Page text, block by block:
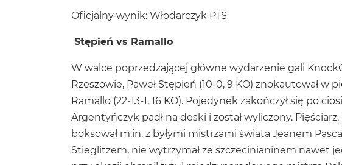
Oficjalny wynik: Włodarczyk PTS
Stępień vs Ramallo
W walce poprzedzającej główne wydarzenie gali
Rzeszowie, Paweł Stępień (10-0, 9 KO) znokautował w
Ramallo (22-13-1, 16 KO). Pojedynek zakończył się po
Argentyńczyk padł na deski i został wyliczony.
boksował m.in. z byłymi mistrzami świata Jeanem
Stieglitzem, nie wytrzymał ze szczecinianinem nawet